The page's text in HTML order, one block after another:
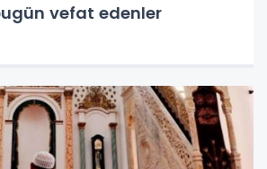
vefat edenler